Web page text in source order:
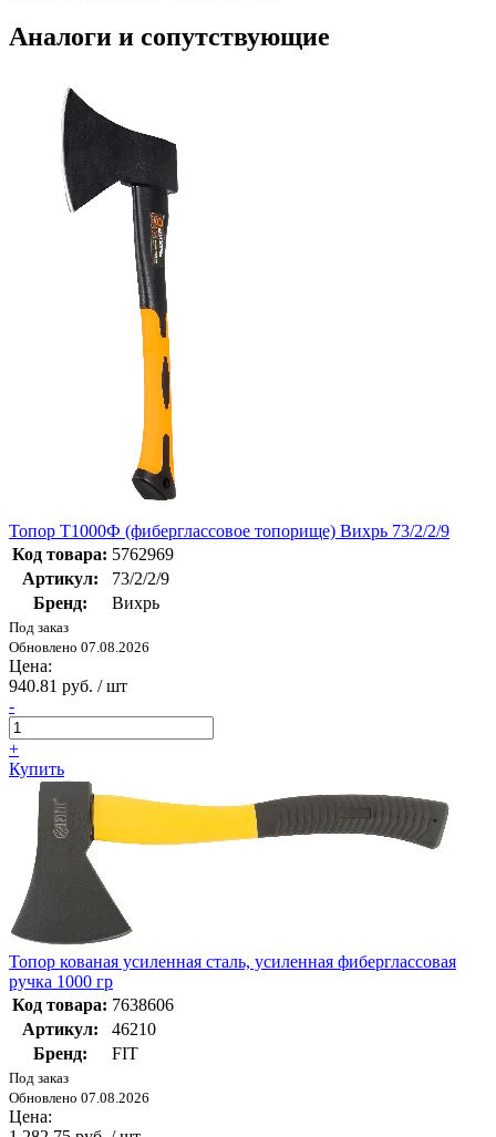
Аналоги и сопутствующие
Топор Т1000Ф (фиберглассовое топорище) Вихрь 73/2/2/9
Код товара: 5762969
Артикул:
73/2/2/9
Бренд:
Вихрь
Под заказ
Обновлено 07.08.2026
Цена:
940.81 руб. / шт
-
+
Купить
Топор кованая усиленная сталь, усиленная фиберглассовая
ручка 1000 гр
Код товара: 7638606
Артикул:
46210
Бренд:
FIT
Под заказ
Обновлено 07.08.2026
Цена: